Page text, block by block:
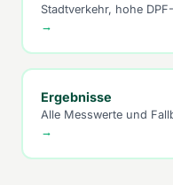
Stadtverkehr, hohe
→
Ergebnisse
Alle Messwerte und
→